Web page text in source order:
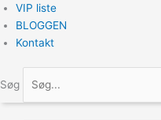
VIP liste
BLOGGEN
Kontakt
Søg